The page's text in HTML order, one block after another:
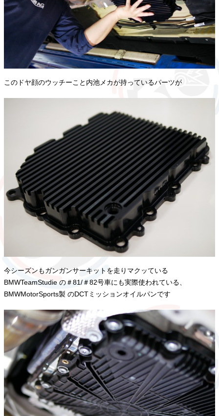
このドヤ顔のウッチーこと内池メカが持っているパーツが
今シーズンもガンガンサーキットを走りマクッている
BMWTeamStudie の＃81/＃82号車にも実際使われている、
BMWMotorSports製 のDCTミッションオイルパンです